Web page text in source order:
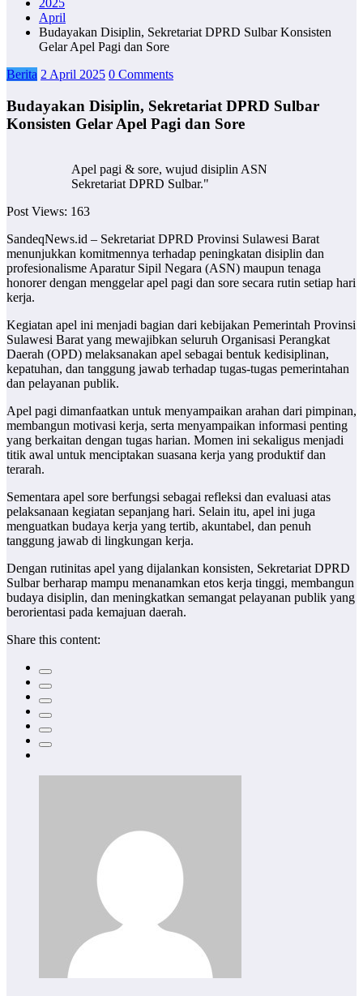
2025
April
Budayakan Disiplin, Sekretariat DPRD Sulbar Konsisten
Gelar Apel Pagi dan Sore
Berita 2 April 2025 0 Comments
Budayakan Disiplin, Sekretariat DPRD Sulbar
Konsisten Gelar Apel Pagi dan Sore
Apel pagi & sore, wujud disiplin ASN
Sekretariat DPRD Sulbar."
Post Views: 163
SandeqNews.id – Sekretariat DPRD Provinsi Sulawesi Barat
menunjukkan komitmennya terhadap peningkatan disiplin dan
profesionalisme Aparatur Sipil Negara (ASN) maupun tenaga
honorer dengan menggelar apel pagi dan sore secara rutin setiap hari
kerja.
Kegiatan apel ini menjadi bagian dari kebijakan Pemerintah Provinsi
Sulawesi Barat yang mewajibkan seluruh Organisasi Perangkat
Daerah (OPD) melaksanakan apel sebagai bentuk kedisiplinan,
kepatuhan, dan tanggung jawab terhadap tugas-tugas pemerintahan
dan pelayanan publik.
Apel pagi dimanfaatkan untuk menyampaikan arahan dari pimpinan,
membangun motivasi kerja, serta menyampaikan informasi penting
yang berkaitan dengan tugas harian. Momen ini sekaligus menjadi
titik awal untuk menciptakan suasana kerja yang produktif dan
terarah.
Sementara apel sore berfungsi sebagai refleksi dan evaluasi atas
pelaksanaan kegiatan sepanjang hari. Selain itu, apel ini juga
menguatkan budaya kerja yang tertib, akuntabel, dan penuh
tanggung jawab di lingkungan kerja.
Dengan rutinitas apel yang dijalankan konsisten, Sekretariat DPRD
Sulbar berharap mampu menanamkan etos kerja tinggi, membangun
budaya disiplin, dan meningkatkan semangat pelayanan publik yang
berorientasi pada kemajuan daerah.
Share this content: